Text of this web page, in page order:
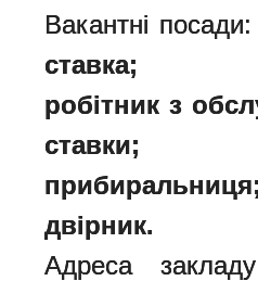
Вакантні
ставка;
робітник з
ставки;
двірник.
Адреса